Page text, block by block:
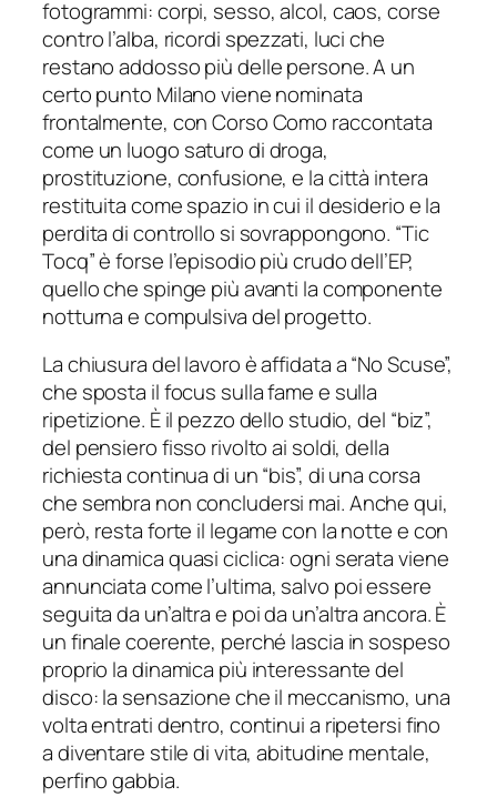
fotogrammi: corpi, sesso, alcol, caos, corse
contro l’alba, ricordi spezzati, luci che
restano addosso più delle persone. A un
certo punto Milano viene nominata
frontalmente, con Corso Como raccontata
come un luogo saturo di droga,
prostituzione, confusione, e la città intera
restituita come spazio in cui il desiderio e la
perdita di controllo si sovrappongono. “Tic
Tocq” è forse l’episodio più crudo dell’EP,
quello che spinge più avanti la componente
notturna e compulsiva del progetto.
La chiusura del lavoro è affidata a “No Scuse”,
che sposta il focus sulla fame e sulla
ripetizione. È il pezzo dello studio, del “biz”,
del pensiero fisso rivolto ai soldi, della
richiesta continua di un “bis”, di una corsa
che sembra non concludersi mai. Anche qui,
però, resta forte il legame con la notte e con
una dinamica quasi ciclica: ogni serata viene
annunciata come l’ultima, salvo poi essere
seguita da un’altra e poi da un’altra ancora. È
un finale coerente, perché lascia in sospeso
proprio la dinamica più interessante del
disco: la sensazione che il meccanismo, una
volta entrati dentro, continui a ripetersi fino
a diventare stile di vita, abitudine mentale,
perfino gabbia.